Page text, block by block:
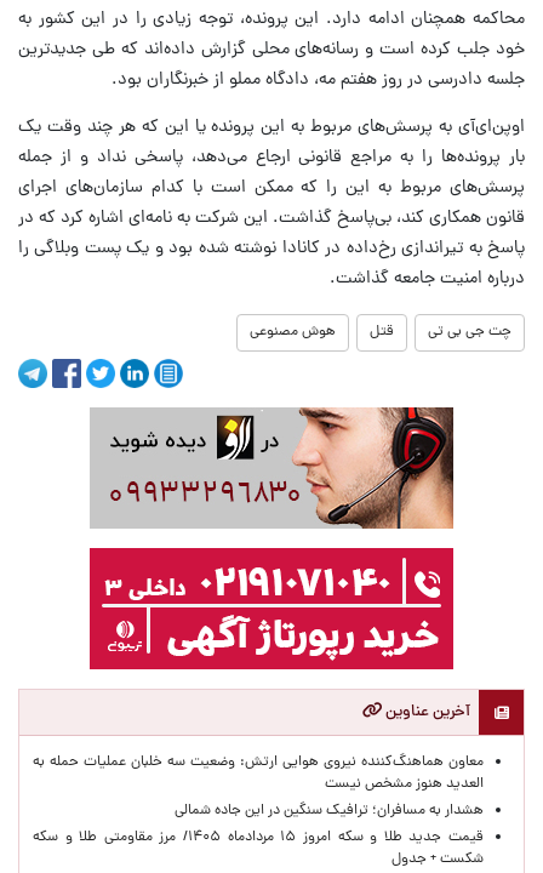
محاکمه همچنان ادامه دارد. این پرونده، توجه زیادی را در این کشور به
خود جلب کرده است و رسانه‌های محلی گزارش داده‌اند که طی جدیدترین
جلسه دادرسی در روز هفتم مه، دادگاه مملو از خبرنگاران بود.
اوپن‌ای‌آی به پرسش‌های مربوط به این پرونده یا این که هر چند وقت یک
بار پرونده‌ها را به مراجع قانونی ارجاع می‌دهد، پاسخی نداد و از جمله
پرسش‌های مربوط به این را که ممکن است با کدام سازمان‌های اجرای
قانون همکاری کند، بی‌پاسخ گذاشت. این شرکت به نامه‌ای اشاره کرد که در
پاسخ به تیراندازی رخ‌داده در کانادا نوشته شده بود و یک پست وبلاگی را
درباره امنیت جامعه گذاشت.
چت جی بی تی قتل هوش مصنوعی
آخرین عناوین
معاون هماهنگ‌کننده نیروی هوایی ارتش: وضعیت سه خلبان عملیات حمله به
العدید هنوز مشخص نیست
هشدار به مسافران؛ ترافیک سنگین در این جاده شمالی
قیمت جدید طلا و سکه امروز ۱۵ مردادماه ۱۴۰۵/ مرز مقاومتی طلا و سکه
شکست + جدول